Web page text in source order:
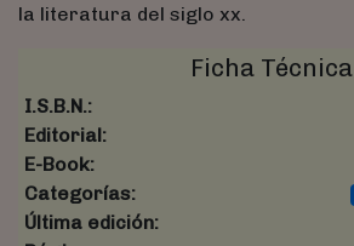
la literatura del siglo xx.
Ficha Técnica
I.S.B.N.:
Editorial:
E-Book:
Categorías:
Última edición: